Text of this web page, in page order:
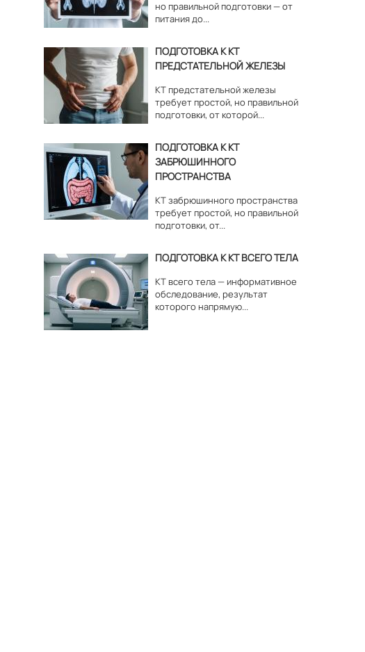
но правильной подготовки — от
питания до...
ПОДГОТОВКА К КТ
ПРЕДСТАТЕЛЬНОЙ ЖЕЛЕЗЫ
КТ предстательной железы
требует простой, но правильной
подготовки, от которой...
ПОДГОТОВКА К КТ
ЗАБРЮШИННОГО
ПРОСТРАНСТВА
КТ забрюшинного пространства
требует простой, но правильной
подготовки, от...
ПОДГОТОВКА К КТ ВСЕГО ТЕЛА
КТ всего тела — информативное
обследование, результат
которого напрямую...